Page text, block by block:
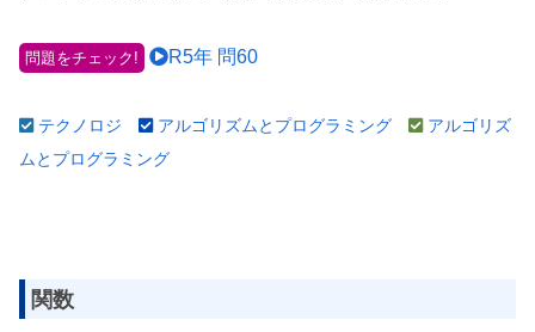
問題をチェック! R5年 問60
テクノロジ アルゴリズムとプログラミング
アルゴリズ
ムとプログラミング
関数